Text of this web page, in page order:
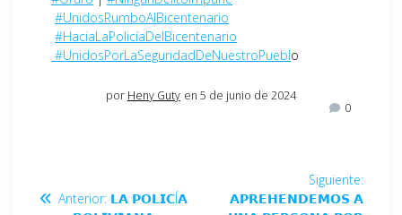
#UnidosRumboAlBicentenario
#HaciaLaPolicíaDelBicentenario
#UnidosPorLaSeguridadDeNuestroPueblo
por Heny Guty en 5 de junio de 2024
0
Anterior: 𝗟𝗔 𝗣𝗢𝗟𝗜𝗖Í𝗔
Siguiente:
𝗔𝗣𝗥𝗘𝗛𝗘𝗡𝗗𝗘𝗠𝗢𝗦 𝗔